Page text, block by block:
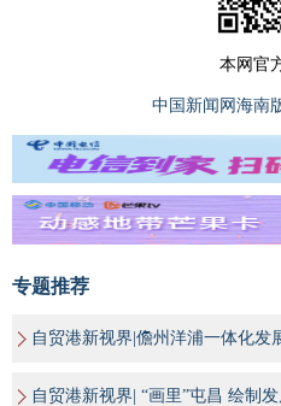
本网官
中国新闻网海南
专题推荐
自贸港新视界|儋州洋浦一体化发
自贸港新视界| “画里”屯昌 绘制